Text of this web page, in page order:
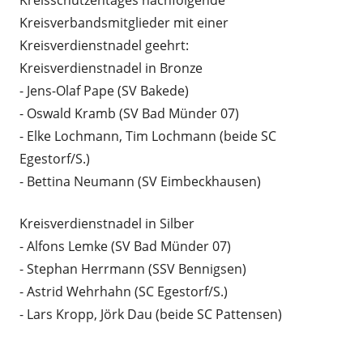
Kreisverbandsmitglieder mit einer
Kreisverdienstnadel geehrt:
Kreisverdienstnadel in Bronze
- Jens-Olaf Pape (SV Bakede)
- Oswald Kramb (SV Bad Münder 07)
- Elke Lochmann, Tim Lochmann (beide SC
Egestorf/S.)
- Bettina Neumann (SV Eimbeckhausen)
Kreisverdienstnadel in Silber
- Alfons Lemke (SV Bad Münder 07)
- Stephan Herrmann (SSV Bennigsen)
- Astrid Wehrhahn (SC Egestorf/S.)
- Lars Kropp, Jörk Dau (beide SC Pattensen)